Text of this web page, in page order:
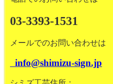
03-3393-1531
メールでのお問い合わせは
info@shimizu-sign.jp